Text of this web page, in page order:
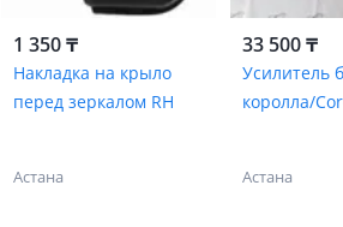
1 350 ₸
Накладка на крыло
перед зеркалом RH
Астана
33 500 ₸
Усилитель
королла/
Астана